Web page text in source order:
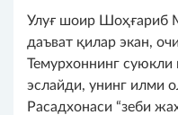
Улуғ шоир Шоҳғариб
даъват қилар экан,
Темурхоннинг суюкли
эслайди, унинг илми
Расадхонаси “зеби